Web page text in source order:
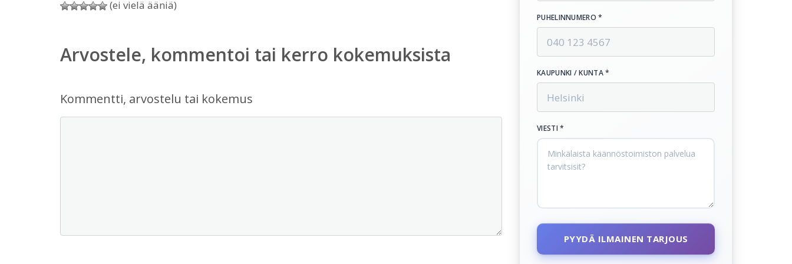
(ei vielä ääniä)
Arvostele, kommentoi tai kerro kokemuksista
Kommentti, arvostelu tai kokemus
PUHELINNUMERO *
KAUPUNKI / KUNTA *
VIESTI *
PYYDÄ ILMAINEN TARJOUS